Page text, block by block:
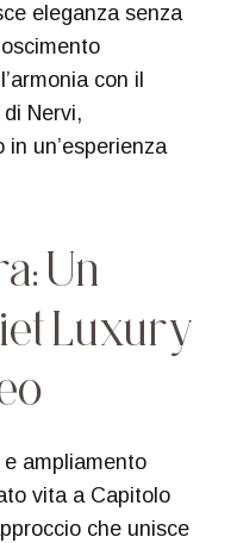
eleganza senza
con il
Nervi,
un’esperienza
Un
Luxury
e ampliamento
vita a Capitolo
che unisce